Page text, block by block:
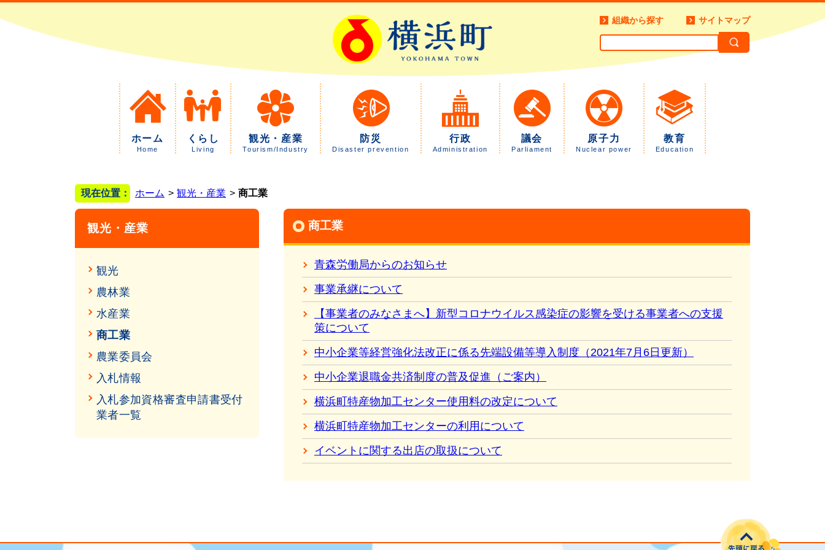
組織から探す サイトマップ
ホーム
Home
くらし
Living
観光・産業
Tourism/Industry
防災
Disaster prevention
行政
Administration
議会
Parliament
原子力
Nuclear power
教育
Education
現在位置： ホーム 観光・産業 商工業
観光・産業
観光
農林業
水産業
商工業
農業委員会
入札情報
入札参加資格審査申請書受付
業者一覧
商工業
青森労働局からのお知らせ
事業承継について
【事業者のみなさまへ】新型コロナウイルス感染症の影響を受ける事業者への支援
策について
中小企業等経営強化法改正に係る先端設備等導入制度（2021年7月6日更新）
中小企業退職金共済制度の普及促進（ご案内）
横浜町特産物加工センター使用料の改定について
横浜町特産物加工センターの利用について
イベントに関する出店の取扱について